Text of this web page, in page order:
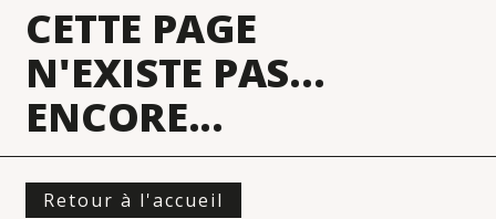
CETTE PAGE
N'EXISTE PAS...
ENCORE...
Retour à l'accueil